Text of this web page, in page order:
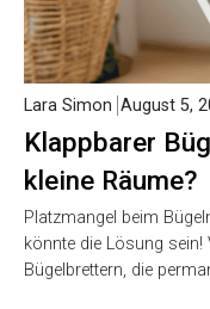
Klappbarer
kleine Räume?
Lara Simon August 5,
Platzmangel beim
könnte die Lösung
Bügelbrettern, die